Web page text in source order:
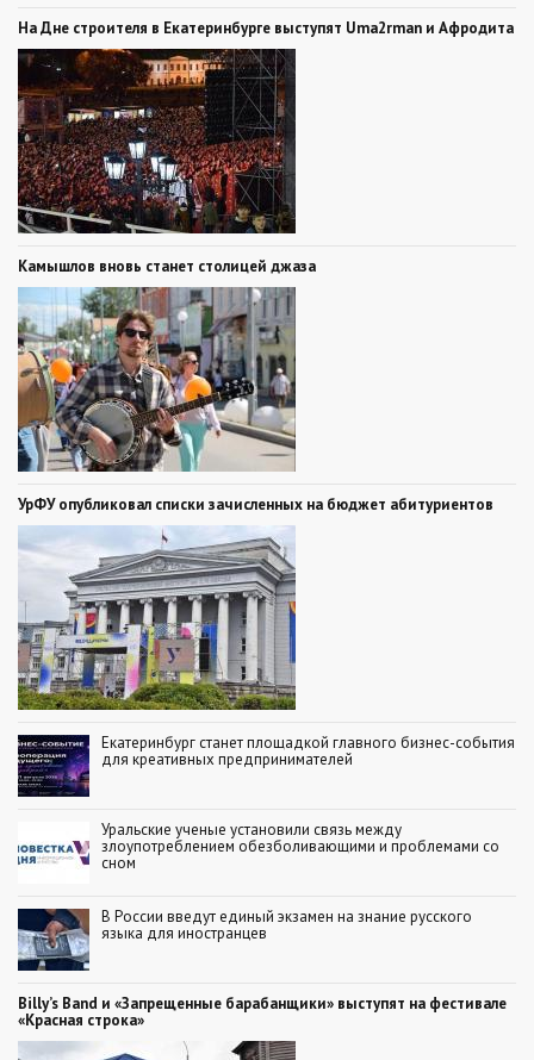
На Дне строителя в Екатеринбурге выступят Uma2rman и Афродита
Камышлов вновь станет столицей джаза
УрФУ опубликовал списки зачисленных на бюджет абитуриентов
Екатеринбург станет площадкой главного бизнес-события
для креативных предпринимателей
Уральские ученые установили связь между
злоупотреблением обезболивающими и проблемами со
сном
В России введут единый экзамен на знание русского
языка для иностранцев
Billy’s Band и «Запрещенные барабанщики» выступят на фестивале
«Красная строка»